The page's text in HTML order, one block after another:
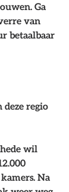
Ga
van
betaalbaar
deze regio
wil
Na